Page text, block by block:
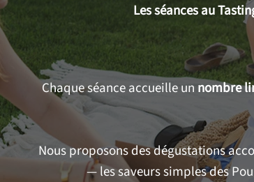
Les séances au
Chaque séance accueille un nombre
Nous proposons des dégustations
— les saveurs simples des